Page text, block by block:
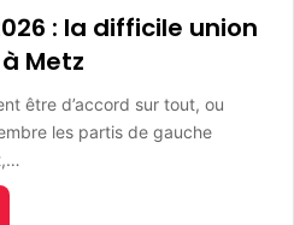
: la difficile union
Metz
être d’accord sur tout, ou
les partis de gauche